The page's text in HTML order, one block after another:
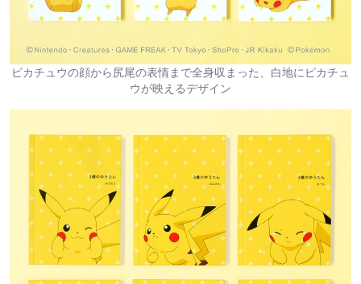
ピカチュウの顔から尻尾の表情まで全身収まった、白地にピカチュ
ウが映えるデザイン